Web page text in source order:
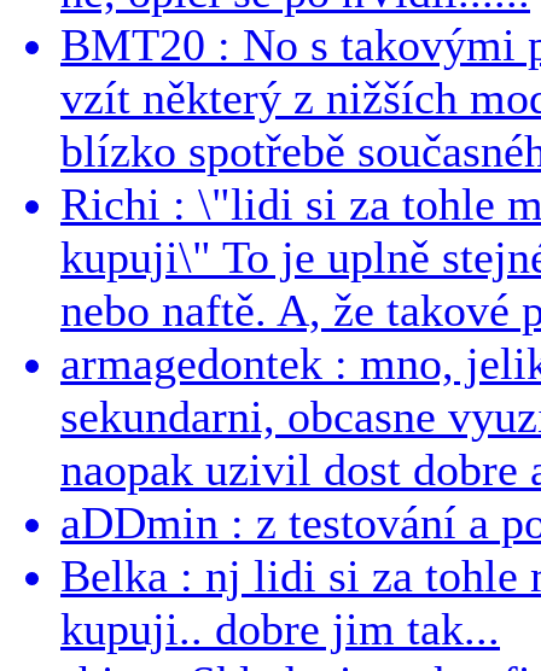
BMT20 : No s takovými
vzít některý z nižších
blízko spotřebě
Richi : \"lidi si za tohle
kupuji\" To je uplně
nebo naftě. A, že takové
armagedontek : mno,
sekundarni, obcasne
naopak uzivil dost dobre
aDDmin : z testování a
Belka : nj lidi si za tohle
kupuji.. dobre jim tak...